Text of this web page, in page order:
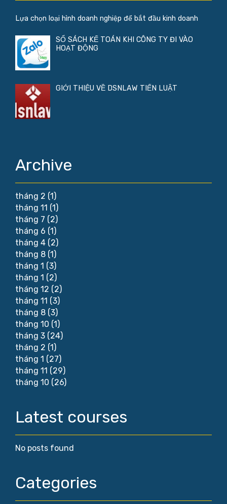
Lựa chọn loại hình doanh nghiệp để bắt đầu kinh doanh
SỔ SÁCH KẾ TOÁN KHI CÔNG TY ĐI VÀO
HOẠT ĐỘNG
GIỚI THIỆU VỀ DSNLAW TIẾN LUẬT
Archive
tháng 2 (1)
tháng 11 (1)
tháng 7 (2)
tháng 6 (1)
tháng 4 (2)
tháng 8 (1)
tháng 1 (3)
tháng 1 (2)
tháng 12 (2)
tháng 11 (3)
tháng 8 (3)
tháng 10 (1)
tháng 3 (24)
tháng 2 (1)
tháng 1 (27)
tháng 11 (29)
tháng 10 (26)
Latest courses
No posts found
Categories